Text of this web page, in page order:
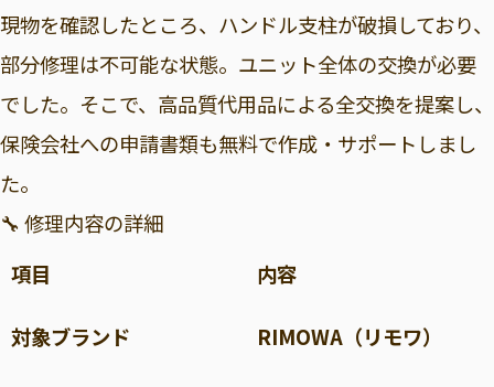
現物を確認したところ、ハンドル支柱が破損しており、
部分修理は不可能な状態。ユニット全体の交換が必要
でした。そこで、高品質代用品による全交換を提案し、
保険会社への申請書類も無料で作成・サポートしまし
た。
🔧 修理内容の詳細
項目
内容
対象ブランド RIMOWA（リモワ）